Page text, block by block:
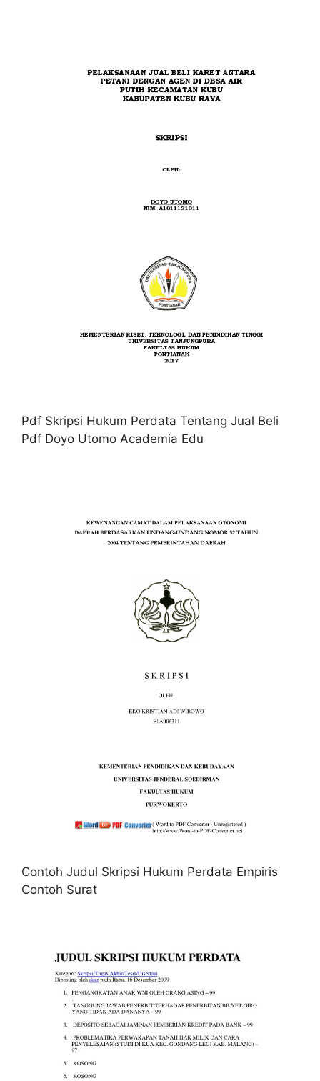
Pdf Skripsi Hukum Perdata Tentang Jual Beli
Pdf Doyo Utomo Academia Edu
Contoh Judul Skripsi Hukum Perdata Empiris
Contoh Surat